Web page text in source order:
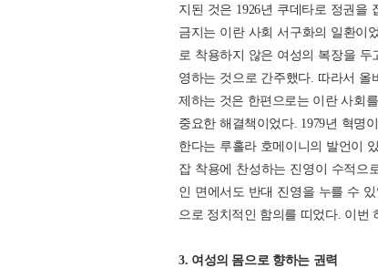
지된 것은 1926년 쿠데타로 정권을
금지는 이란 사회 서구화의 일환이
로 착용하지 않은 여성의 복장을
영하는 것으로 간주했다. 따라서
제하는 것은 한편으로는 이란 사회
중요한 해결책이었다. 1979년 혁명
한다는 루홀라 호메이니의 발언이
잡 착용에 찬성하는 진영이 수적으
인 면에서도 반대 진영을 누를 수
으로 정치적인 함의를 띠었다. 이번
3. 여성의 몸으로 향하는 권력